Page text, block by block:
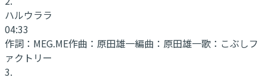
ハルウララ
04:33
作詞： MEG.ME作曲： 原田雄一編曲： 原田雄一歌： こぶしフ
ァクトリー
3.